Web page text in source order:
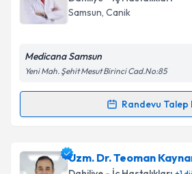
için bir takvim hazırlandığında e-
bilgilendireceğiz.
Kişisel verilerimin
kapsamda işlenmesini kabul
Samsun, Canik
Medicana Samsun
Yeni Mah. Şehit Mesut Birinci Cad.No:85
Randevu Talep
Randevu Takvimi Talebi
Uzm. Dr. Yüksel Kaşiçin randevu
oluşturun. Size bu uzmandan
Uzm. Dr. Teoman